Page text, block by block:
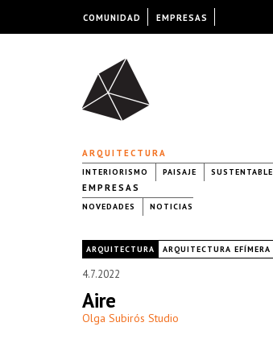
ARQUITECTURA
INTERIORISMO PAISAJE SUSTENTABLE
EMPRESAS
NOVEDADES NOTICIAS
ARQUITECTURA ARQUITECTURA EFÍMERA
4.7.2022
Aire
Olga Subirós Studio
COMUNIDAD EMPRESAS